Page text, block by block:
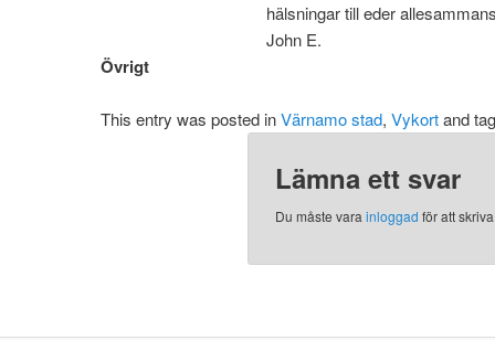
hälsningar till eder
John E.
Övrigt
This entry was posted inVärnamo stad, Vykortand
Lämna ett svar
Du måste varainloggad för att